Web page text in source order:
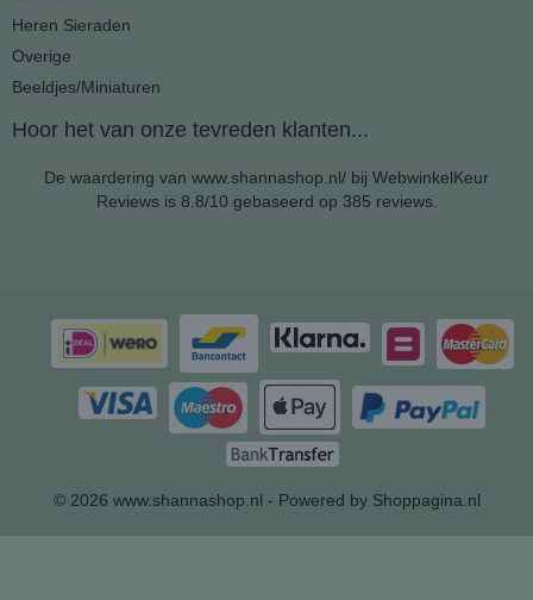
Heren Sieraden
Overige
Beeldjes/Miniaturen
Hoor het van onze tevreden klanten...
De waardering van www.shannashop.nl/ bij WebwinkelKeur
Reviewsis 8.8/10 gebaseerd op 385 reviews.
© 2026 www.shannashop.nl - Powered by Shoppagina.nl